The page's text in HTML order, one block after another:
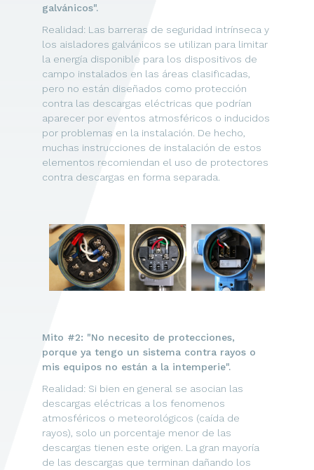
galvánicos".
Realidad: Las barreras de seguridad intrínseca y
los aisladores galvánicos se utilizan para limitar
la energía disponible para los dispositivos de
campo instalados en las áreas clasificadas,
pero no están diseñados como protección
contra las descargas eléctricas que podrían
aparecer por eventos atmosféricos o inducidos
por problemas en la instalación. De hecho,
muchas instrucciones de instalación de estos
elementos recomiendan el uso de protectores
contra descargas en forma separada.
Mito #2: "No necesito de protecciones,
porque ya tengo un sistema contra rayos o
mis equipos no están a la intemperie".
Realidad: Si bien en general se asocian las
descargas eléctricas a los fenomenos
atmosféricos o meteorológicos (caída de
rayos), solo un porcentaje menor de las
descargas tienen este origen. La gran mayoría
de las descargas que terminan dañando los